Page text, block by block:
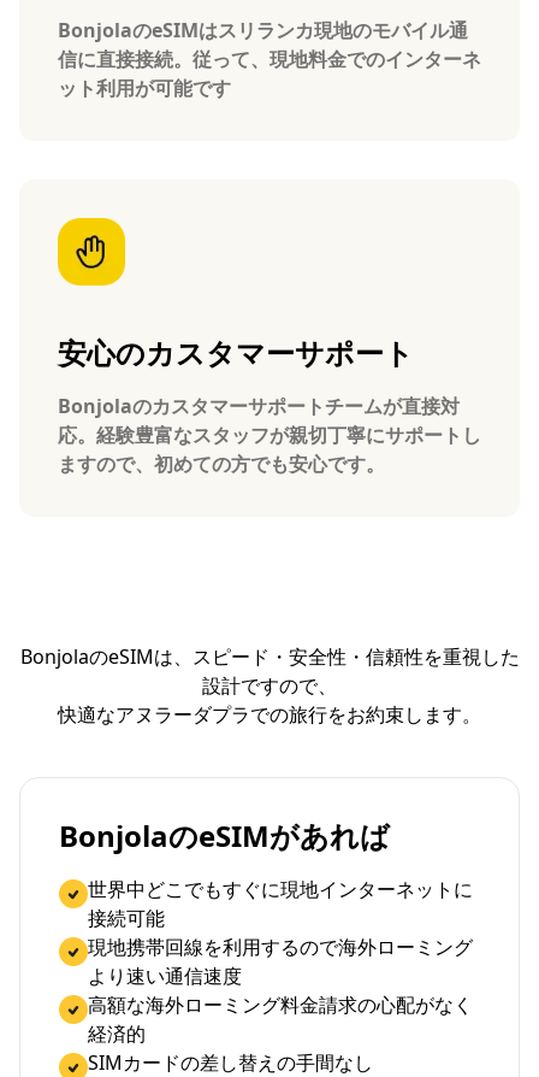
BonjolaのeSIMはスリランカ現地のモバイル通
信に直接接続。従って、現地料金でのインターネ
ット利用が可能です
安心のカスタマーサポート
Bonjolaのカスタマーサポートチームが直接対
応。経験豊富なスタッフが親切丁寧にサポートし
ますので、初めての方でも安心です。
BonjolaのeSIMは、スピード・安全性・信頼性を重視した
設計ですので、
快適なアヌラーダプラでの旅行をお約束します。
BonjolaのeSIMがあれば
世界中どこでもすぐに現地インターネットに
接続可能
現地携帯回線を利用するので海外ローミング
より速い通信速度
高額な海外ローミング料金請求の心配がなく
経済的
SIMカードの差し替えの手間なし